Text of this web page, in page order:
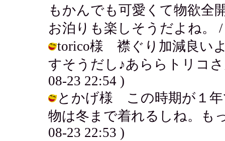
もかんでも可愛くて物欲全
お泊りも楽しそうだよね。 /
torico様 襟ぐり加減良い
すそうだし♪あららトリコ
08-23 22:54 )
とかげ様 この時期が１年
物は冬まで着れるしね。も
08-23 22:53 )